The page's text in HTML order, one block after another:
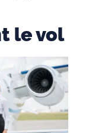
le vol